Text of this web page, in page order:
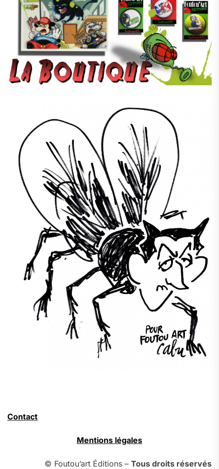
Contact
Mentions légales
© Foutou’art Éditions – Tous droits réservés